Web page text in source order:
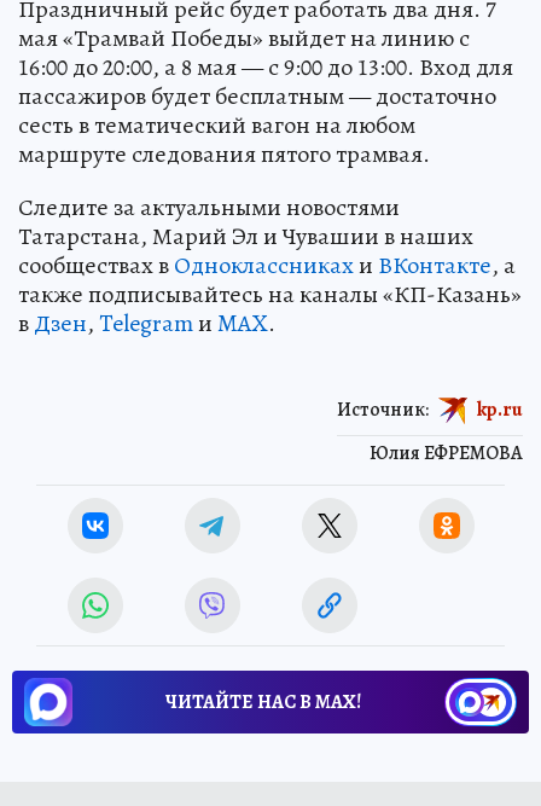
Праздничный рейс будет работать два дня. 7
мая «Трамвай Победы» выйдет на линию с
16:00 до 20:00, а 8 мая — с 9:00 до 13:00. Вход для
пассажиров будет бесплатным — достаточно
сесть в тематический вагон на любом
маршруте следования пятого трамвая.
Следите за актуальными новостями
Татарстана, Марий Эл и Чувашии в наших
сообществах вОдноклассникахи ВКонтакте, а
также подписывайтесь на каналы «КП-Казань»
вДзен,TelegramиMAX.
Юлия ЕФРЕМОВА
Источник: kp.ru
ЧИТАЙТЕ НАС В МАХ!